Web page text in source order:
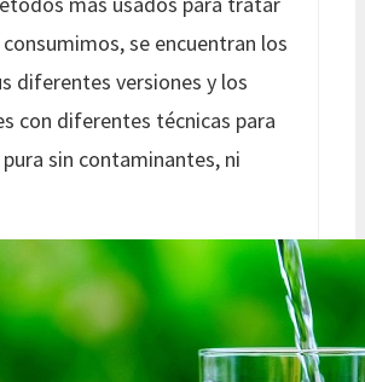
se encuentran los
diferentes versiones y los
con diferentes técnicas para
sin contaminantes, ni